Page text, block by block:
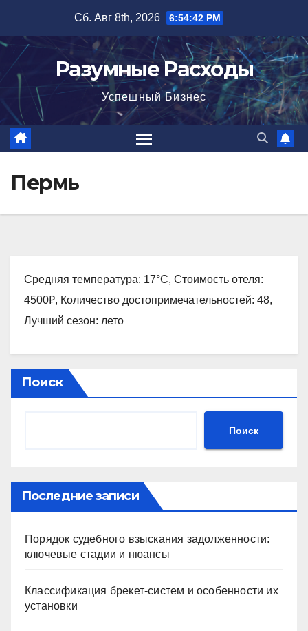
содержимому
Сб. Авг 8th, 2026 6:54:43 PM
Разумные Расходы
Успешный Бизнес
Пермь
Средняя температура: 17°C, Стоимость отеля:
4500₽, Количество достопримечательностей: 48,
Лучший сезон: лето
Поиск
Поиск
Последние записи
Порядок судебного взыскания задолженности:
ключевые стадии и нюансы
Классификация брекет-систем и особенности их
установки